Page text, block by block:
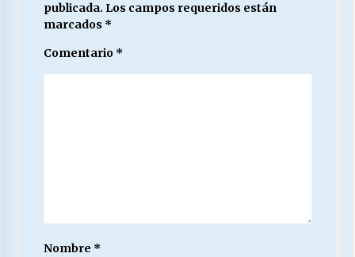
publicada. Los campos requeridos están
marcados *
Comentario *
Nombre *